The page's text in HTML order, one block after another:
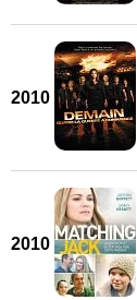
2010
2010